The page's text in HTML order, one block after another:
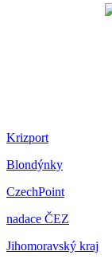
Krizport
Blondýnky
CzechPoint
nadace ČEZ
Jihomoravský kraj